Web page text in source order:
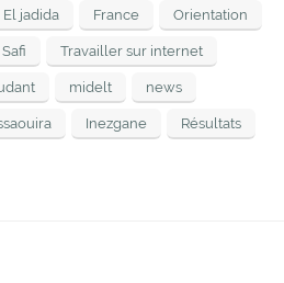
El jadida France Orientation
Safi Travailler sur internet
midelt news
Inezgane Résultats